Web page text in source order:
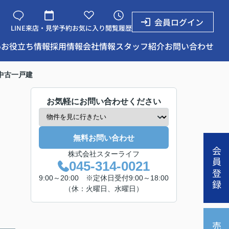
LINE来店・見学予約お気に入り閲覧履歴
会員ログイン
お役立ち情報採用情報会社情報スタッフ紹介お問い合わせ
会員登録
古一戸建
お気軽にお問い合わせください
無料お問い合わせ
株式会社スターライフ
045-314-0021
9:00～20:00 ※定休日受付9:00～18:00
（休：火曜日、水曜日）